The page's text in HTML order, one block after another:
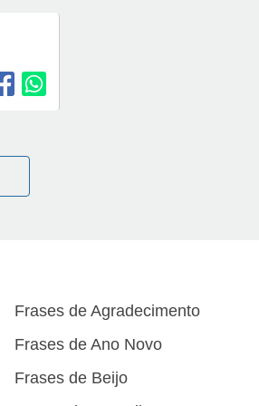
Frases de Agradecimento
Frases de Ano Novo
Frases de Beijo